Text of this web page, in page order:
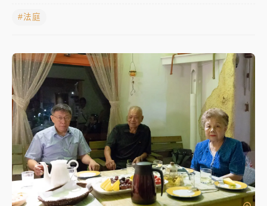
有片｜ 白海豚暴風圈逼近！新北淡水赫見龍捲風 榕樹
連根拔起
中颱白海豚風雨來了！中部以北防豪雨 今晚、明天影
響最劇烈
白海豚逼近！北市水門只出不進 未移置車輛最高罰
4800＋拖吊費
#法庭